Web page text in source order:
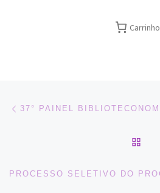
Carrinho
Navegação do post